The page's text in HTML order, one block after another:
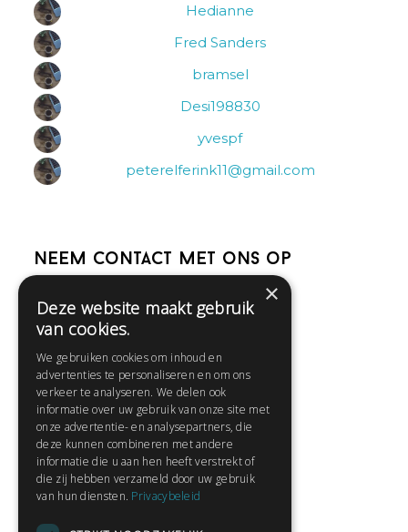
Hedianne
Fred Sanders
bramsel
Desi198830
yvespf
peterelferink11@gmail.com
Neem contact met ons op
Help
Contact
Huisregels
Snel naar:
Gratis aanmelden
×
Deze website maakt gebruik
van cookies.
We gebruiken cookies om inhoud en
advertenties te personaliseren en om ons
verkeer te analyseren. We delen ook
informatie over uw gebruik van onze site met
onze advertentie- en analysepartners, die
deze kunnen combineren met andere
informatie die u aan hen heeft verstrekt of
die zij hebben verzameld door uw gebruik
van hun diensten. Privacybeleid